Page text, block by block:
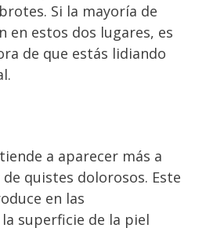
Si la mayoría de
en estos dos lugares, es
de que estás lidiando
a aparecer más a
quistes dolorosos. Este
en las
superficie de la piel